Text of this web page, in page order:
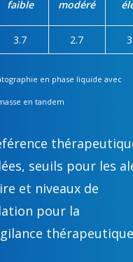
faible
modéré
3.7 2.7
en phase liquide avec
en tandem
seuils pour les
et niveaux de
pour la